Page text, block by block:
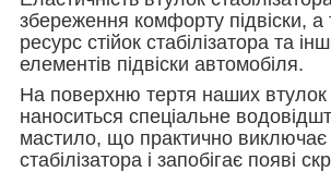
збереження комфорту підвіски, а
ресурс стійок стабілізатора та
елементів підвіски автомобіля.
На поверхню тертя наших втулок
наноситься спеціальне
мастило, що практично виключає
стабілізатора і запобігає появі